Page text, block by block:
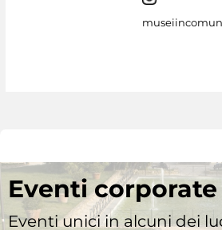
Eventi corporate
Eventi unici in alcuni dei